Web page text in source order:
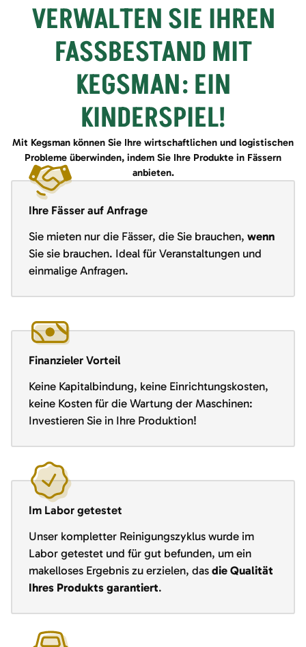
VERWALTEN SIE IHREN
FASSBESTAND MIT
KEGSMAN: EIN
KINDERSPIEL!
Mit Kegsman können Sie Ihre wirtschaftlichen und logistischen
Probleme überwinden, indem Sie Ihre Produkte in Fässern
anbieten.
Ihre Fässer auf Anfrage
Sie mieten nur die Fässer, die Sie brauchen, wenn
Sie sie brauchen. Ideal für Veranstaltungen und
einmalige Anfragen.
Finanzieler Vorteil
Keine Kapitalbindung, keine Einrichtungskosten,
keine Kosten für die Wartung der Maschinen:
Investieren Sie in Ihre Produktion!
Im Labor getestet
Unser kompletter Reinigungszyklus wurde im
Labor getestet und für gut befunden, um ein
makelloses Ergebnis zu erzielen, das die Qualität
Ihres Produkts garantiert.